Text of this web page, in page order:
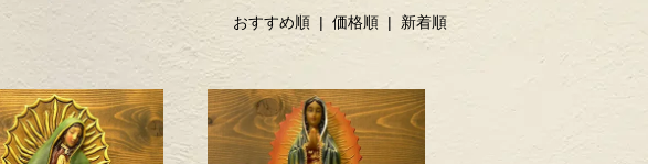
おすすめ順 | 価格順 | 新着順